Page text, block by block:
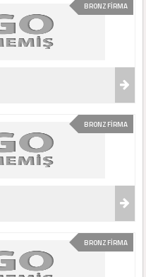
BRONZ FİRMA
BRONZ FİRMA
BRONZ FİRMA